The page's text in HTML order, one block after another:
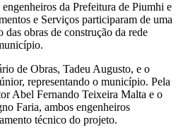
da Prefeitura de Piumhi e
e Serviços participaram de uma
obras de construção da rede
de Obras, Tadeu Augusto, e o
representando o município. Pela
Abel Fernando Teixeira Malta e o
Faria, ambos engenheiros
técnico do projeto.